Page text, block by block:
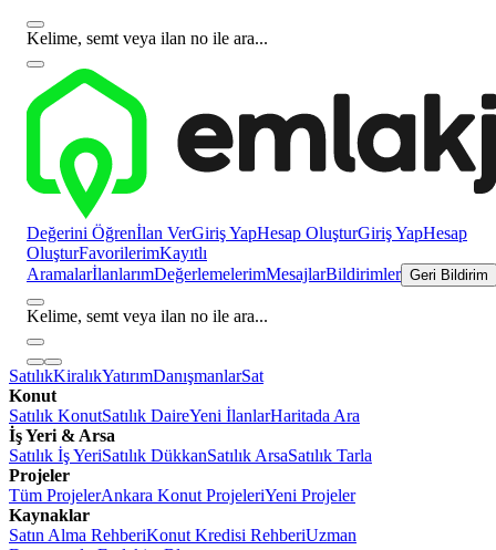
Kelime, semt veya ilan no ile ara...
Değerini Öğrenİlan VerGiriş YapHesap OluşturGiriş YapHesap
OluşturFavorilerimKayıtlı
AramalarİlanlarımDeğerlemelerimMesajlarBildirimler Geri Bildirim
Kelime, semt veya ilan no ile ara...
SatılıkKiralıkYatırımDanışmanlarSat
Konut
Satılık KonutSatılık DaireYeni İlanlarHaritada Ara
İş Yeri & Arsa
Satılık İş YeriSatılık DükkanSatılık ArsaSatılık Tarla
Projeler
Tüm ProjelerAnkara Konut ProjeleriYeni Projeler
Kaynaklar
Satın Alma RehberiKonut Kredisi RehberiUzman